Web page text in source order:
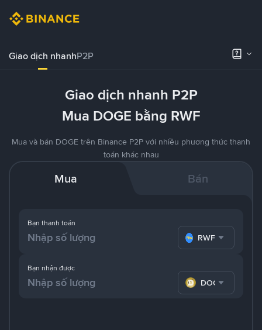
Giao dịch nhanhP2P
Giao dịch nhanh P2P
Mua DOGE bằng RWF
Mua và bán DOGE trên Binance P2P với nhiều phương thức thanh
toán khác nhau
Mua Bán
Bạn thanh toán
RWF
Bạn nhận được
DOGE